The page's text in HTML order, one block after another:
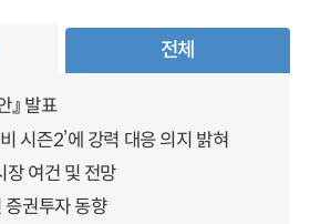
전체
』 발표
시즌2’에 강력 대응 의지 밝혀
여건 및 전망
권투자 동향